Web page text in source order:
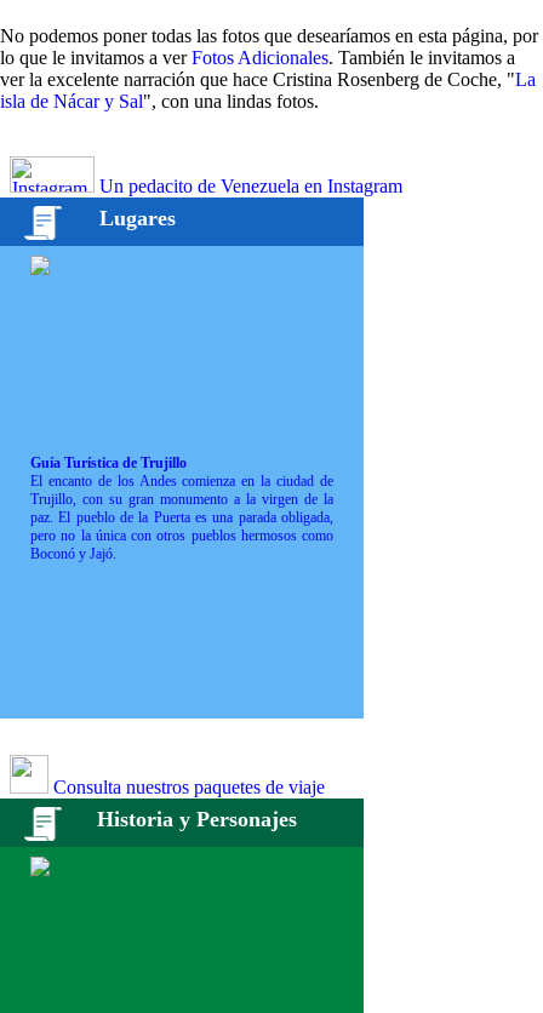
No podemos poner todas las fotos que desearíamos en esta página, por
lo que le invitamos a verFotos Adicionales. También le invitamos a
ver la excelente narración que hace Cristina Rosenberg de Coche, "La
isla de Nácar y Sal", con una lindas fotos.
Un pedacito de Venezuela en Instagram
Lugares
Guía Turística de Trujillo
El encanto de los Andes comienza en la ciudad de
Trujillo, con su gran monumento a la virgen de la
paz. El pueblo de la Puerta es una parada obligada,
pero no la única con otros pueblos hermosos como
Boconó y Jajó.
Consulta nuestros paquetes de viaje
Historia y Personajes